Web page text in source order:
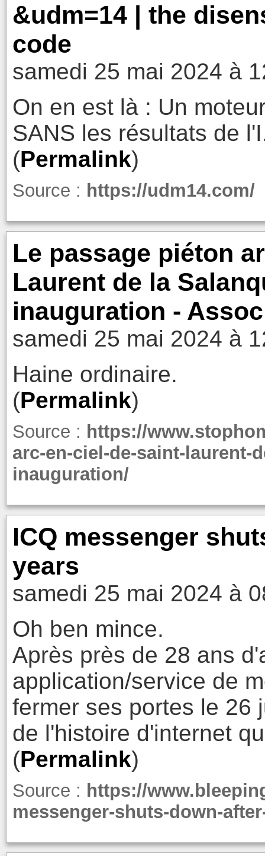
&udm=14 | the
code
samedi 25 mai 2024 à
On en est là : Un
SANS les résultats de
(Permalink)
Source : https://udm14.com/
Le passage piéton
Laurent de la
inauguration -
samedi 25 mai 2024 à
Haine ordinaire.
(Permalink)
Source : https://
arc-en-ciel-de-saint-laurent-
inauguration/
ICQ messenger
years
samedi 25 mai 2024 à
Oh ben mince.
Après près de 28 ans
application/service de
fermer ses portes le 26
de l'histoire d'internet
(Permalink)
Source : https://
messenger-shuts-down-